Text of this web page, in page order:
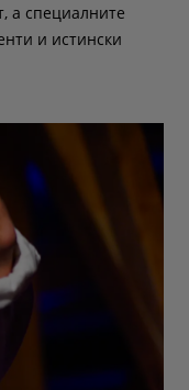
а специалните
и истински